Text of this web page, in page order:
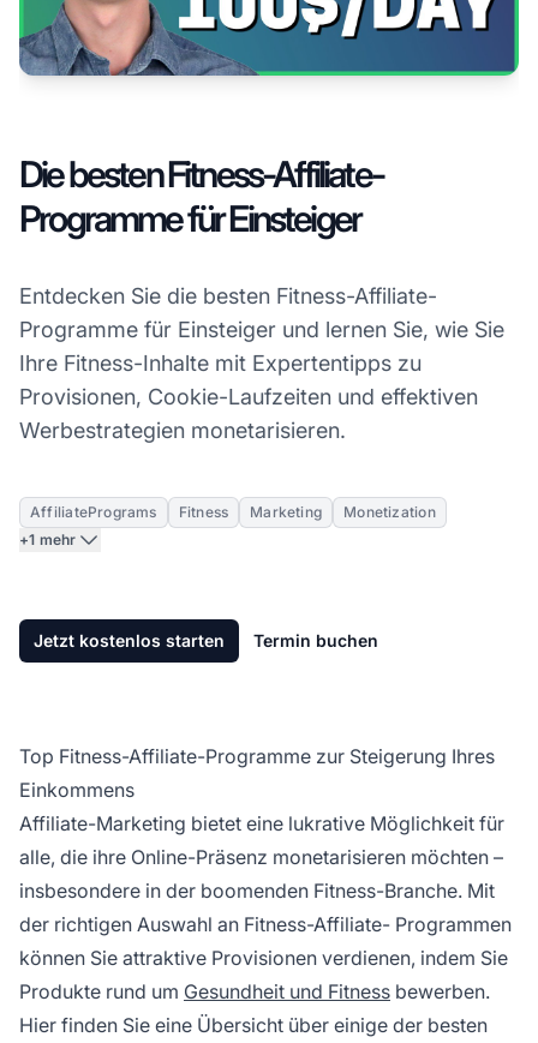
Die besten Fitness-Affiliate-
Programme für Einsteiger
Entdecken Sie die besten Fitness-Affiliate-
Programme für Einsteiger und lernen Sie, wie Sie
Ihre Fitness-Inhalte mit Expertentipps zu
Provisionen, Cookie-Laufzeiten und effektiven
Werbestrategien monetarisieren.
AffiliatePrograms Fitness Marketing
Monetization
+1 mehr
Jetzt kostenlos starten Termin buchen
Top Fitness-Affiliate-Programme zur Steigerung Ihres
Einkommens
Affiliate-Marketing bietet eine lukrative Möglichkeit für
alle, die ihre Online-Präsenz monetarisieren möchten –
insbesondere in der boomenden Fitness-Branche. Mit
der richtigen Auswahl an Fitness-Affiliate- Programmen
können Sie attraktive Provisionen verdienen, indem Sie
Produkte rund um Gesundheit und Fitness bewerben.
Hier finden Sie eine Übersicht über einige der besten